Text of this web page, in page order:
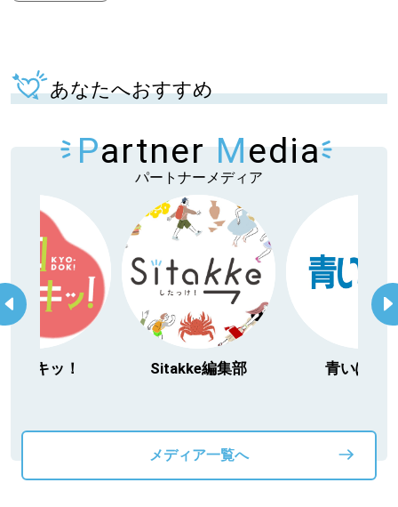
パートナーメディア Sitakkeパートナー
情報提供・お問い合わせ 利用規約
プライバシーポリシー
閉じる
あなたへおすすめ
Partner Media
パートナーメディア
日ドキッ！ Sitakke編集部 青いぽす
メディア一覧へ